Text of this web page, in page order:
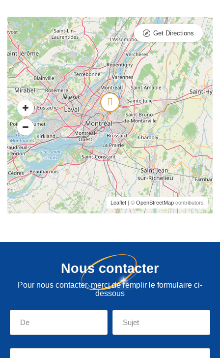
Leaflet | © OpenStreetMap contributors
Get Directions
Nous contacter
Pour nous contacter, merci de remplir le formulaire ci-
dessous